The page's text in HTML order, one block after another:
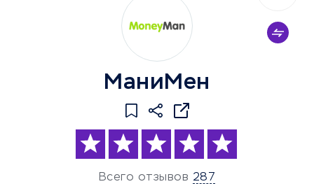
МаниМен
Всего отзывов 287